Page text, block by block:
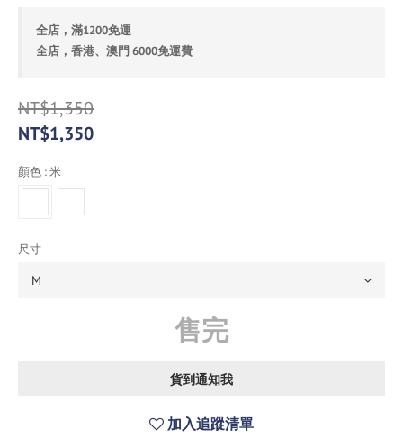
全店，滿1200免運
全店，香港、澳門 6000免運費
NT$1,350
NT$1,350
顏色 : 米
尺寸
售完
貨到通知我
加入追蹤清單